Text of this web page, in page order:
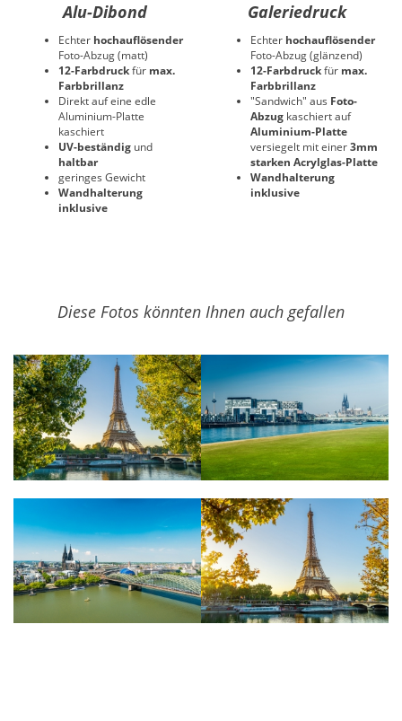
Alu-Dibond
Echter hochauflösender
Foto-Abzug (matt)
12-Farbdruckfür max.
Farbbrillanz
Direkt auf eine edle
Aluminium-Platte
kaschiert
UV-beständig und
haltbar
geringes Gewicht
Wandhalterung
inklusive
Galeriedruck
Echter hochauflösender
Foto-Abzug (glänzend)
12-Farbdruckfür max.
Farbbrillanz
"Sandwich" aus Foto-
Abzug kaschiert auf
Aluminium-Platte
versiegelt mit einer3mm
starken Acrylglas-Platte
Wandhalterung
inklusive
Diese Fotos könnten Ihnen auch gefallen